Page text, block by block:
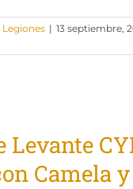
Legiones | 13 septiembre,
Levante
Camela